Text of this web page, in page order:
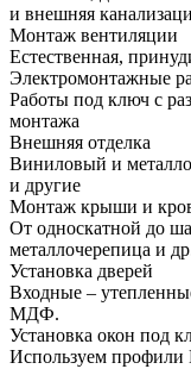
и внешняя
Монтаж вентиляции
Естественная,
Электромонтажные
Работы под ключ с
монтажа
Внешняя отделка
Виниловый и
и другие
Монтаж крыши и
От односкатной до
металлочерепица и
Установка дверей
Входные –
МДФ.
Установка окон под
Используем профили